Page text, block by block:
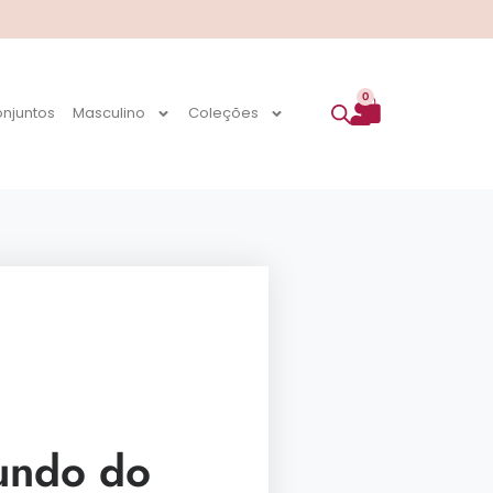
Masculino Coleções
0
do